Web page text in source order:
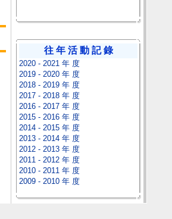
往 年 活 動 記 錄
2020 - 2021 年 度
2019 - 2020 年 度
2018 - 2019 年 度
2017 - 2018 年 度
2016 - 2017 年 度
2015 - 2016 年 度
2014 - 2015 年 度
2013 - 2014 年 度
2012 - 2013 年 度
2011 - 2012 年 度
2010 - 2011 年 度
2009 - 2010 年 度